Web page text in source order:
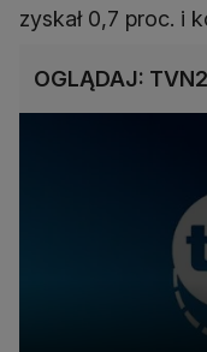
zyskał 0,7 proc. i
OGLĄDAJ: